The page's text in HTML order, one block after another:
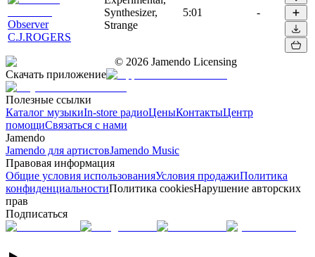
Observer
C.J.ROGERS
Synthesizer,
Strange
5:01 -
© 2026 Jamendo Licensing
Скачать приложение
Полезные ссылки
Каталог музыкиIn-store радиоЦеныКонтактыЦентр
помощиСвязаться с нами
Jamendo
Jamendo для артистовJamendo Music
Правовая информация
Общие условия использованияУсловия продажиПолитика
конфиденциальностиПолитика cookiesНарушение авторских
прав
Подписаться